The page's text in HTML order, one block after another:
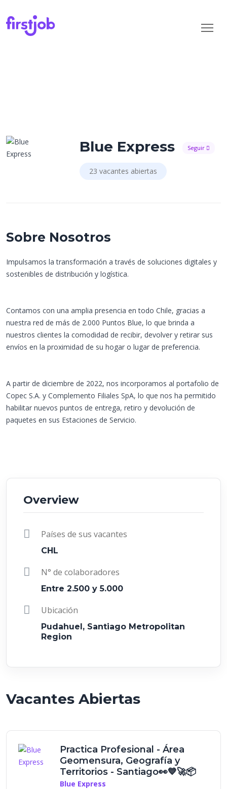
Blue Express Seguir
23 vacantes abiertas
Sobre Nosotros
Impulsamos la transformación a través de soluciones digitales y
sostenibles de distribución y logística.
Contamos con una amplia presencia en todo Chile, gracias a
nuestra red de más de 2.000 Puntos Blue, lo que brinda a
nuestros clientes la comodidad de recibir, devolver y retirar sus
envíos en la proximidad de su hogar o lugar de preferencia.
A partir de diciembre de 2022, nos incorporamos al portafolio de
Copec S.A. y Complemento Filiales SpA, lo que nos ha permitido
habilitar nuevos puntos de entrega, retiro y devolución de
paquetes en sus Estaciones de Servicio.
Overview
Países de sus vacantes
CHL
N° de colaboradores
Entre 2.500 y 5.000
Ubicación
Pudahuel, Santiago Metropolitan
Region
Vacantes Abiertas
Practica Profesional - Área
Geomensura, Geografía y
Territorios - Santiago👀💙🚀📦
Blue Express